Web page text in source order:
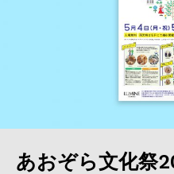
あおぞら文化祭